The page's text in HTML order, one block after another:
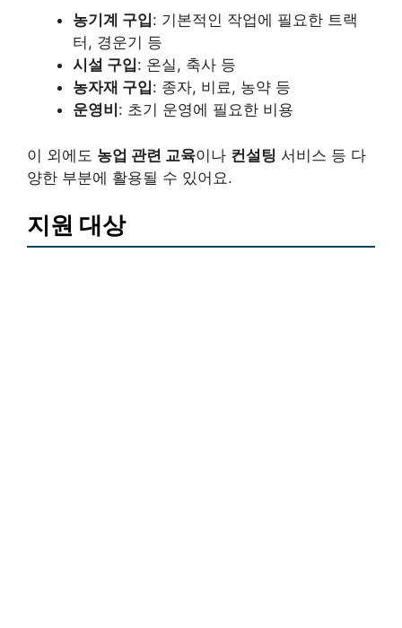
농기계 구입: 기본적인 작업에 필요한 트랙
터, 경운기 등
시설 구입: 온실, 축사 등
농자재 구입: 종자, 비료, 농약 등
운영비 : 초기 운영에 필요한 비용
이 외에도 농업 관련 교육이나 컨설팅 서비스 등 다
양한 부분에 활용될 수 있어요.
지원 대상